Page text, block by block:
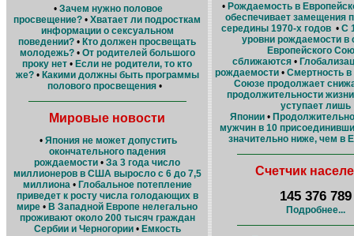
• Зачем нужно половое
просвещение? • Хватает ли подросткам
информации о сексуальном
поведении? • Кто должен просвещать
молодежь?• От родителей большого
проку нет • Если не родители, то кто
же?• Какими должны быть программы
полового просвещения •
Мировые новости
• Япония не может допустить
окончательного падения
рождаемости • За 3 года число
миллионеров в США выросло с 6 до 7,5
миллиона• Глобальное потепление
приведет к росту числа голодающих в
мире • В Западной Европе нелегально
проживают около 200 тысяч граждан
Сербии и Черногории• Емкость
• Рождаемость в
обеспечивает замещения
середины 1970-х годов • С
уровни рождаемости в
Европейского
сближаются•
рождаемости • Смертность
Союзе продолжает
продолжительности
уступает лишь
Японии •
мужчин в 10
значительно ниже, чем в
Счетчик
145 376 789
Подробнее...